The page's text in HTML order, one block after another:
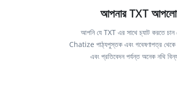
আপনার TXT
আপনি যে TXT এর সাথে চ্যাট করতে
Chatize পাঠ্যপুস্তক এবং গবেষণাপত্র থেকে
এবং প্রতিবেদন পর্যন্ত অনেক নথি